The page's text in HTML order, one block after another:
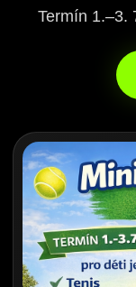
Termín 1.–3.